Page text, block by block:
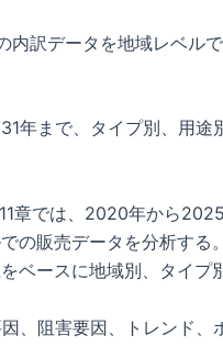
内訳データを地域レベル
年まで、タイプ別、用途
章では、2020年から
の販売データを分析す
ベースに地域別、タイプ
、阻害要因、トレンド、